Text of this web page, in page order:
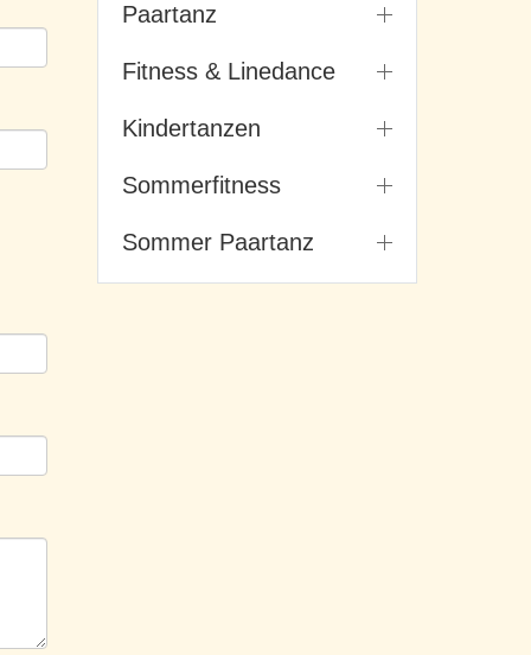
Paartanz
Fitness & Linedance
Kindertanzen
Sommerfitness
Sommer Paartanz